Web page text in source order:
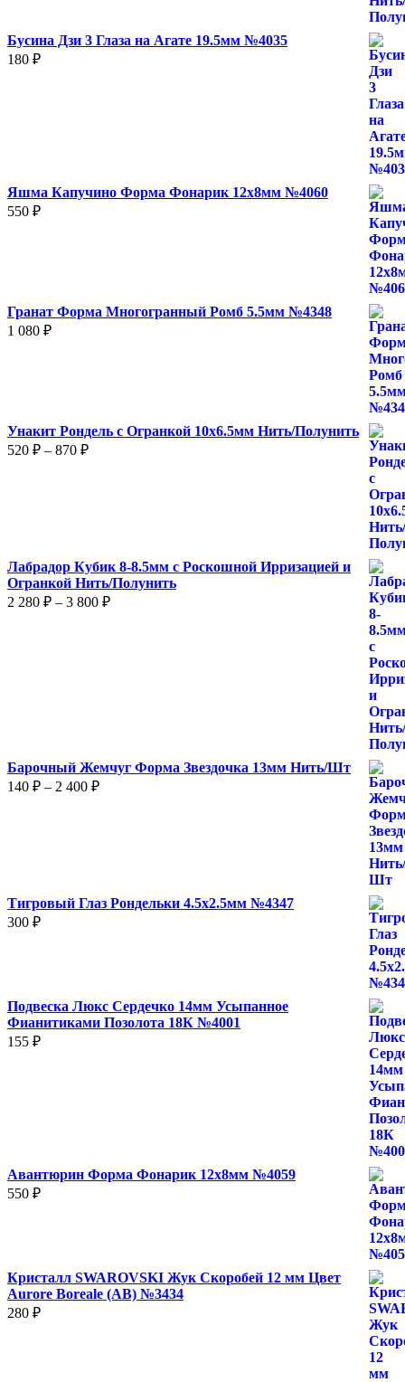
Бусина Дзи 3 Глаза на Агате 19.5мм №4035
180 ₽
Яшма Капучино Форма Фонарик 12x8мм №4060
550 ₽
Гранат Форма Многогранный Ромб 5.5мм №4348
1 080 ₽
Унакит Рондель с Огранкой 10х6.5мм Нить/Полунить
520 ₽ – 870 ₽Диапазон
Лабрадор Кубик 8-8.5мм с Роскошной Ирризацией и
Огранкой Нить/Полунить
2 280 ₽ – 3 800 ₽Диапазон
Барочный Жемчуг Форма Звездочка 13мм Нить/Шт
140 ₽ – 2 400 ₽Диапазон
Тигровый Глаз Рондельки 4.5х2.5мм №4347
300 ₽
Подвеска Люкс Сердечко 14мм Усыпанное
Фианитиками Позолота 18К №4001
155 ₽
Авантюрин Форма Фонарик 12x8мм №4059
550 ₽
Кристалл SWAROVSKI Жук Скоробей 12 мм Цвет
Aurore Boreale (AB) №3434
280 ₽